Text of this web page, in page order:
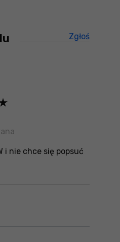
Zgłoś
i nie chce się popsuć